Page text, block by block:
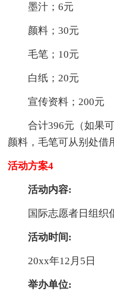
墨汁；6元
颜料；30元
毛笔；10元
白纸；20元
宣传资料；200元
合计396元（如果可
颜料，毛笔可从别处借
活动方案4
活动内容:
国际志愿者日组织
活动时间:
20xx年12月5日
举办单位: